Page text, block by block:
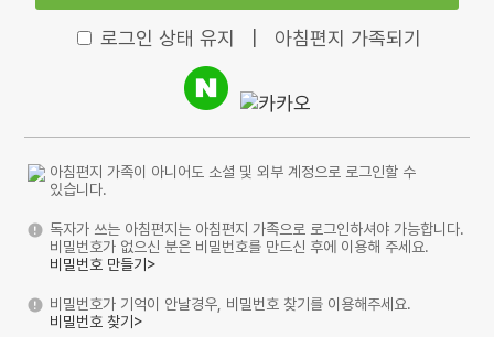
로그인 상태 유지 아침편지 가족되기
아침편지 가족이 아니어도 소셜 및 외부 계정으로 로그인할 수
있습니다.
독자가 쓰는 아침편지는 아침편지 가족으로 로그인하셔야 가능합니다.
비밀번호가 없으신 분은 비밀번호를 만드신 후에 이용해 주세요.
비밀번호 만들기>
비밀번호가 기억이 안날경우, 비밀번호 찾기를 이용해주세요.
비밀번호 찾기>